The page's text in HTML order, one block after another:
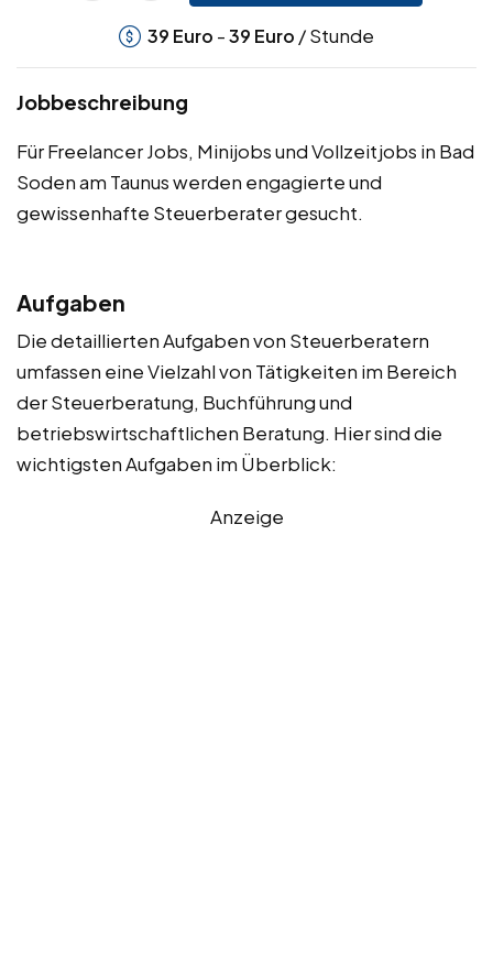
39 Euro -39 Euro / Stunde
Jobbeschreibung
Für Freelancer Jobs, Minijobs und Vollzeitjobs in Bad
Soden am Taunus werden engagierte und
gewissenhafte Steuerberater gesucht.
Aufgaben
Die detaillierten Aufgaben von Steuerberatern
umfassen eine Vielzahl von Tätigkeiten im Bereich
der Steuerberatung, Buchführung und
betriebswirtschaftlichen Beratung. Hier sind die
wichtigsten Aufgaben im Überblick:
Anzeige